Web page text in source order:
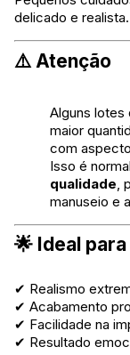
delicado e realista.
⚠️ Atenção
Alguns lotes
maior
com
Isso é
qualidade,
manuseio e
🌟 Ideal
✔ Realismo
✔ Acabamento
✔ Facilidade na
✔ Resultado